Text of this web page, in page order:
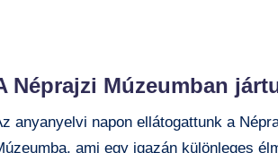
Néprajzi Múzeumban
anyanyelvi napon ellátogattunk a
ami egy igazán különleges